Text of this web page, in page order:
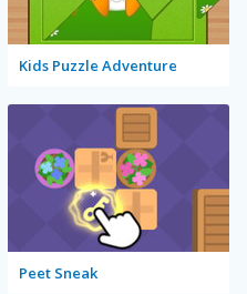
Kids Puzzle Adventure
Peet Sneak